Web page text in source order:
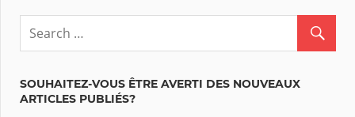
SOUHAITEZ-VOUS ÊTRE AVERTI DES NOUVEAUX
ARTICLES PUBLIÉS?